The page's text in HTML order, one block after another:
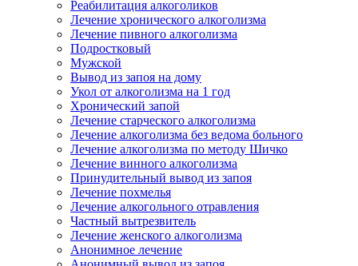
Реабилитация алкоголиков
Лечение хронического алкоголизма
Лечение пивного алкоголизма
Подростковый
Мужской
Вывод из запоя на дому
Укол от алкоголизма на 1 год
Хронический запой
Лечение старческого алкоголизма
Лечение алкоголизма без ведома больного
Лечение алкоголизма по методу Шичко
Лечение винного алкоголизма
Принудительный вывод из запоя
Лечение похмелья
Лечение алкогольного отравления
Частный вытрезвитель
Лечение женского алкоголизма
Анонимное лечение